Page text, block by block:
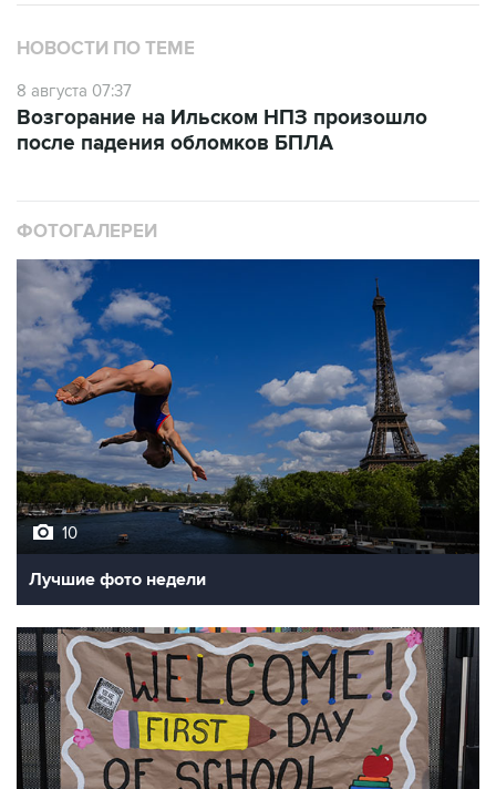
НОВОСТИ ПО ТЕМЕ
8 августа 07:37
Возгорание на Ильском НПЗ произошло
после падения обломков БПЛА
ФОТОГАЛЕРЕИ
10
Лучшие фото недели